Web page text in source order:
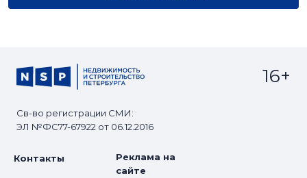
Св-во регистрации СМИ:
ЭЛ №ФС77-67922 от 06.12.2016
16+
Контакты
Реклама на
сайте